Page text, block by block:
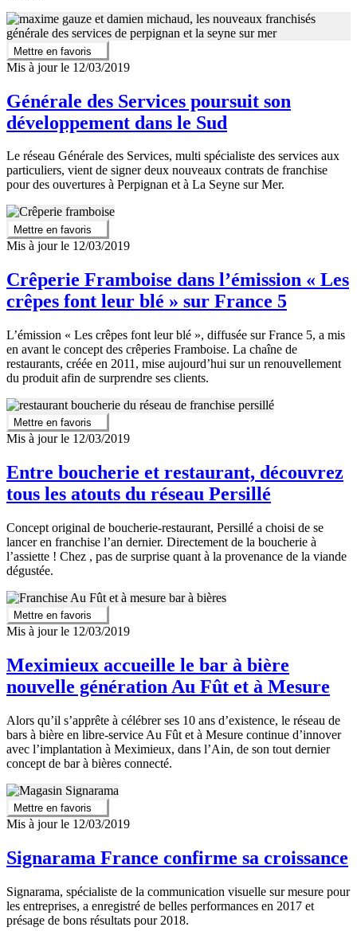
Mettre en favoris
Mis à jour le 12/03/2019
Générale des Services poursuit son
développement dans le Sud
Le réseau Générale des Services, multi spécialiste des services aux
particuliers, vient de signer deux nouveaux contrats de franchise
pour des ouvertures à Perpignan et à La Seyne sur Mer.
Mettre en favoris
Mis à jour le 12/03/2019
Crêperie Framboise dans l’émission « Les
crêpes font leur blé » sur France 5
L’émission « Les crêpes font leur blé », diffusée sur France 5, a mis
en avant le concept des crêperies Framboise. La chaîne de
restaurants, créée en 2011, mise aujourd’hui sur un renouvellement
du produit afin de surprendre ses clients.
Mettre en favoris
Mis à jour le 12/03/2019
Entre boucherie et restaurant, découvrez
tous les atouts du réseau Persillé
Concept original de boucherie-restaurant, Persillé a choisi de se
lancer en franchise l’an dernier. Directement de la boucherie à
l’assiette ! Chez , pas de surprise quant à la provenance de la viande
dégustée.
Mettre en favoris
Mis à jour le 12/03/2019
Meximieux accueille le bar à bière
nouvelle génération Au Fût et à Mesure
Alors qu’il s’apprête à célébrer ses 10 ans d’existence, le réseau de
bars à bière en libre-service Au Fût et à Mesure continue d’innover
avec l’implantation à Meximieux, dans l’Ain, de son tout dernier
concept de bar à bières connecté.
Mettre en favoris
Mis à jour le 12/03/2019
Signarama France confirme sa croissance
Signarama, spécialiste de la communication visuelle sur mesure pour
les entreprises, a enregistré de belles performances en 2017 et
présage de bons résultats pour 2018.